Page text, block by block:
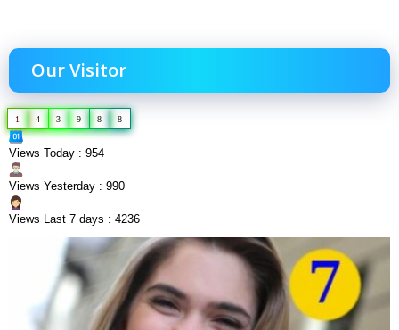
Our Visitor
1 4 3 9 8 8
Views Today : 954
Views Yesterday : 990
Views Last 7 days : 4236